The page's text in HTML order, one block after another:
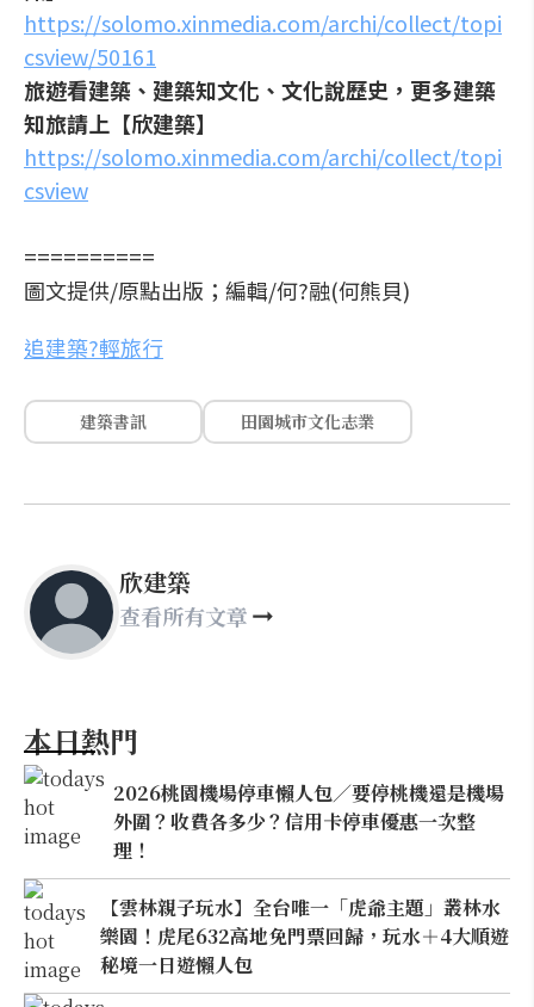
https://solomo.xinmedia.com/archi/collect/topi
csview/50161
旅遊看建築、建築知文化、文化說歷史，更多建築
知旅請上【欣建築】
https://solomo.xinmedia.com/archi/collect/topi
csview
==========
圖文提供/原點出版；編輯/何?融(何熊貝)
追建築?輕旅行
建築書訊 田園城市文化志業
欣建築
查看所有文章
本日熱門
2026桃園機場停車懶人包／要停桃機還是機場
外圍？收費各多少？信用卡停車優惠一次整
理！
【雲林親子玩水】全台唯一「虎爺主題」叢林水
樂園！虎尾632高地免門票回歸，玩水＋4大順遊
秘境一日遊懶人包